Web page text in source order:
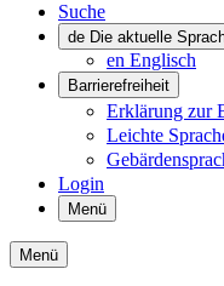
Suche
de Die aktuelle
en Englisch
Barrierefreiheit
Erklärung zur
Leichte
Login
Menü
Menü